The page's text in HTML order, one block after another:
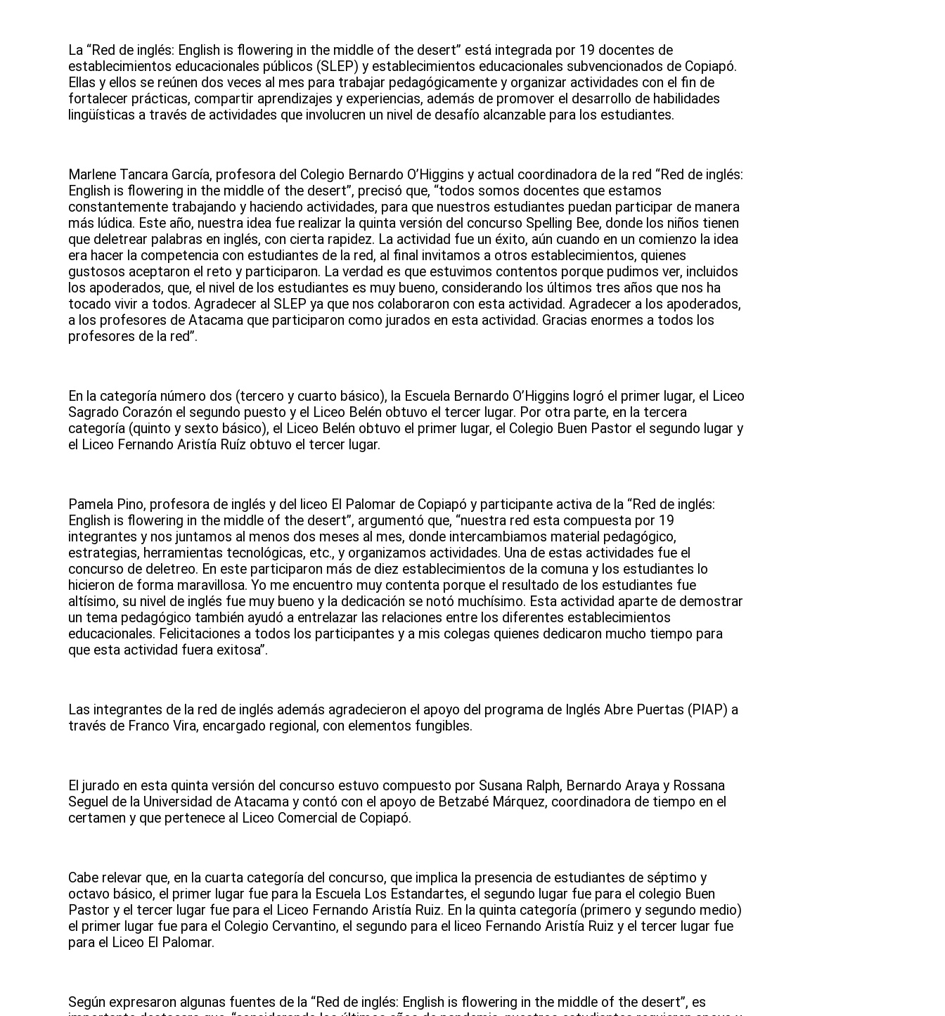
La “Red de inglés: English is flowering in the middle of the desert” está integrada por 19 docentes de
establecimientos educacionales públicos (SLEP) y establecimientos educacionales subvencionados de Copiapó.
Ellas y ellos se reúnen dos veces al mes para trabajar pedagógicamente y organizar actividades con el fin de
fortalecer prácticas, compartir aprendizajes y experiencias, además de promover el desarrollo de habilidades
lingüísticas a través de actividades que involucren un nivel de desafío alcanzable para los estudiantes.
Marlene Tancara García, profesora del Colegio Bernardo O’Higgins y actual coordinadora de la red “Red de inglés:
English is flowering in the middle of the desert”, precisó que, “todos somos docentes que estamos
constantemente trabajando y haciendo actividades, para que nuestros estudiantes puedan participar de manera
más lúdica. Este año, nuestra idea fue realizar la quinta versión del concurso Spelling Bee, donde los niños tienen
que deletrear palabras en inglés, con cierta rapidez. La actividad fue un éxito, aún cuando en un comienzo la idea
era hacer la competencia con estudiantes de la red, al final invitamos a otros establecimientos, quienes
gustosos aceptaron el reto y participaron. La verdad es que estuvimos contentos porque pudimos ver, incluidos
los apoderados, que, el nivel de los estudiantes es muy bueno, considerando los últimos tres años que nos ha
tocado vivir a todos. Agradecer al SLEP ya que nos colaboraron con esta actividad. Agradecer a los apoderados,
a los profesores de Atacama que participaron como jurados en esta actividad. Gracias enormes a todos los
profesores de la red”.
En la categoría número dos (tercero y cuarto básico), la Escuela Bernardo O’Higgins logró el primer lugar, el Liceo
Sagrado Corazón el segundo puesto y el Liceo Belén obtuvo el tercer lugar. Por otra parte, en la tercera
categoría (quinto y sexto básico), el Liceo Belén obtuvo el primer lugar, el Colegio Buen Pastor el segundo lugar y
el Liceo Fernando Aristía Ruíz obtuvo el tercer lugar.
Pamela Pino, profesora de inglés y del liceo El Palomar de Copiapó y participante activa de la “Red de inglés:
English is flowering in the middle of the desert”, argumentó que, “nuestra red esta compuesta por 19
integrantes y nos juntamos al menos dos meses al mes, donde intercambiamos material pedagógico,
estrategias, herramientas tecnológicas, etc., y organizamos actividades. Una de estas actividades fue el
concurso de deletreo. En este participaron más de diez establecimientos de la comuna y los estudiantes lo
hicieron de forma maravillosa. Yo me encuentro muy contenta porque el resultado de los estudiantes fue
altísimo, su nivel de inglés fue muy bueno y la dedicación se notó muchísimo. Esta actividad aparte de demostrar
un tema pedagógico también ayudó a entrelazar las relaciones entre los diferentes establecimientos
educacionales. Felicitaciones a todos los participantes y a mis colegas quienes dedicaron mucho tiempo para
que esta actividad fuera exitosa”.
Las integrantes de la red de inglés además agradecieron el apoyo del programa de Inglés Abre Puertas (PIAP) a
través de Franco Vira, encargado regional, con elementos fungibles.
El jurado en esta quinta versión del concurso estuvo compuesto por Susana Ralph, Bernardo Araya y Rossana
Seguel de la Universidad de Atacama y contó con el apoyo de Betzabé Márquez, coordinadora de tiempo en el
certamen y que pertenece al Liceo Comercial de Copiapó.
Cabe relevar que, en la cuarta categoría del concurso, que implica la presencia de estudiantes de séptimo y
octavo básico, el primer lugar fue para la Escuela Los Estandartes, el segundo lugar fue para el colegio Buen
Pastor y el tercer lugar fue para el Liceo Fernando Aristía Ruiz. En la quinta categoría (primero y segundo medio)
el primer lugar fue para el Colegio Cervantino, el segundo para el liceo Fernando Aristía Ruiz y el tercer lugar fue
para el Liceo El Palomar.
Según expresaron algunas fuentes de la “Red de inglés: English is flowering in the middle of the desert”, es